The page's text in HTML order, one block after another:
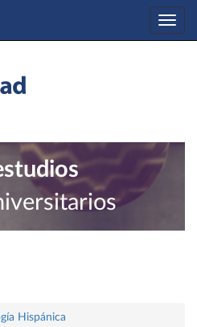
Hispánica